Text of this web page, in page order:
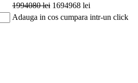
1994080lei 1694968 lei
Adauga in cos cumpara intr-un click